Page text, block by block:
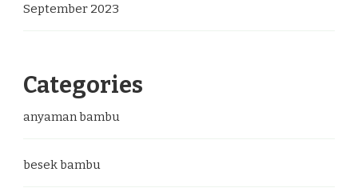
September 2023
Categories
anyaman bambu
besek bambu